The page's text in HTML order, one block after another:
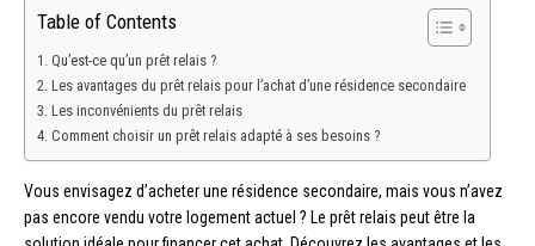
Table of Contents
Qu’est-ce qu’un prêt relais ?
Les avantages du prêt relais pour l’achat d’une résidence secondaire
Les inconvénients du prêt relais
Comment choisir un prêt relais adapté à ses besoins ?
Vous envisagez d’acheter une résidence secondaire, mais vous n’avez
pas encore vendu votre logement actuel ? Le prêt relais peut être la